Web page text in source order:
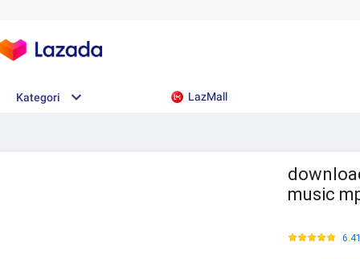
Kategori LazMall
music